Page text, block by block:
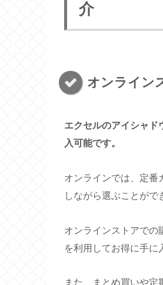
介
オンライン
エクセルのアイシャ
入可能です。
オンラインでは、定番
しながら選ぶことがで
オンラインストアでの
を利用してお得に手に
また、まとめ買いや定